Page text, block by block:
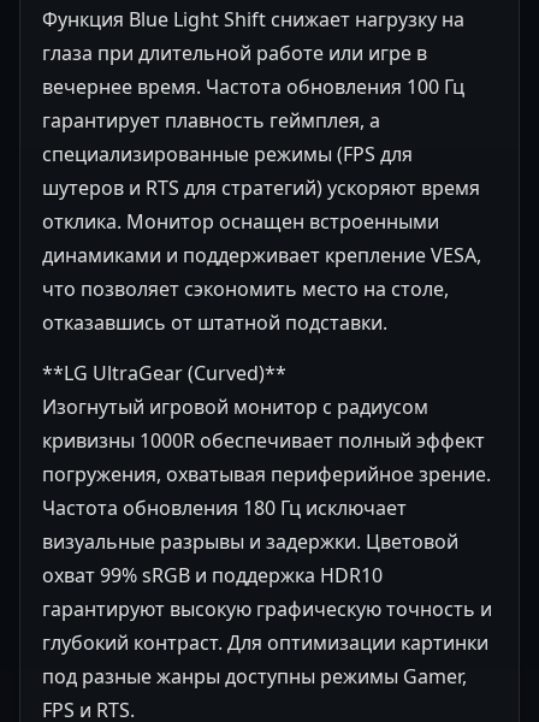
Функция Blue Light Shift снижает нагрузку на
глаза при длительной работе или игре в
вечернее время. Частота обновления 100 Гц
гарантирует плавность геймплея, а
специализированные режимы (FPS для
шутеров и RTS для стратегий) ускоряют время
отклика. Монитор оснащен встроенными
динамиками и поддерживает крепление VESA,
что позволяет сэкономить место на столе,
отказавшись от штатной подставки.
**LG UltraGear (Curved)**
Изогнутый игровой монитор с радиусом
кривизны 1000R обеспечивает полный эффект
погружения, охватывая периферийное зрение.
Частота обновления 180 Гц исключает
визуальные разрывы и задержки. Цветовой
охват 99% sRGB и поддержка HDR10
гарантируют высокую графическую точность и
глубокий контраст. Для оптимизации картинки
под разные жанры доступны режимы Gamer,
FPS и RTS.